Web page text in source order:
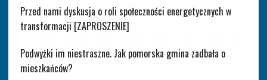
Przed nami dyskusja o roli społeczności energetycznych w
transformacji [ZAPROSZENIE]
Podwyżki im niestraszne. Jak pomorska gmina zadbała o
mieszkańców?